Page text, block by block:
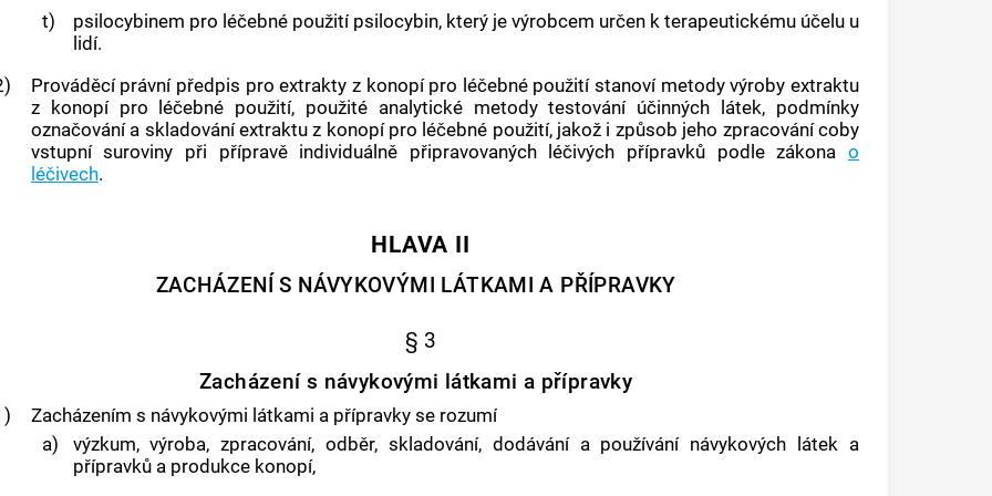
t)
psilocybinem pro léčebné použití psilocybin, který je výrobcem určen k terapeutickému účelu u
lidí.
Prováděcí právní předpis pro extrakty z konopí pro léčebné použitístanoví metody výroby extraktu
z konopí pro léčebné použití, použité analytické metody testování účinných látek, podmínky
označování a skladování extraktu z konopí pro léčebné použití, jakož i způsob jeho zpracování coby
vstupní suroviny při přípravě individuálně připravovaných léčivých přípravků podle zákona o
léčivech.
HLAVA II
ZACHÁZENÍ S NÁVYKOVÝMI LÁTKAMI A PŘÍPRAVKY
§ 3
Zacházení s návykovými látkami a přípravky
Zacházením s návykovými látkami a přípravky se rozumí
a)
výzkum, výroba, zpracování, odběr, skladování, dodávání a používání návykových látek a
přípravků a produkce konopí,